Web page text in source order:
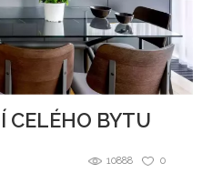
CELÉHO BYTU
0
10888